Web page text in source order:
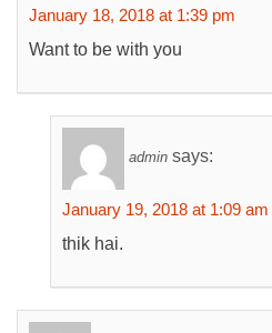
January 18, 2018 at 1:39 pm
Want to be with you
admin says:
January 19, 2018 at 1:09 am
thik hai.